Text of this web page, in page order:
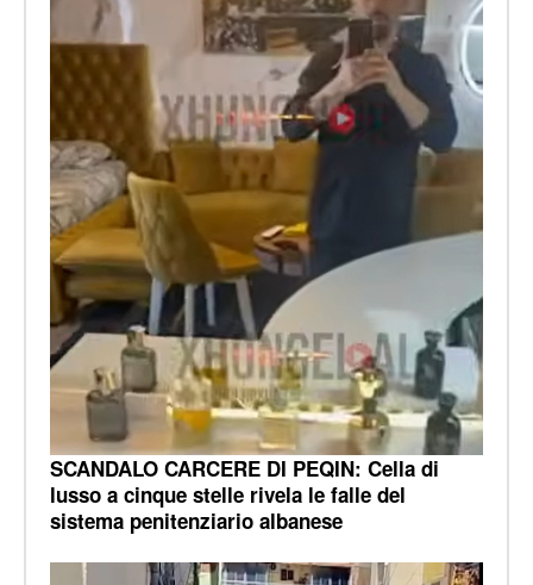
SCANDALO CARCERE DI PEQIN: Cella di
lusso a cinque stelle rivela le falle del
sistema penitenziario albanese